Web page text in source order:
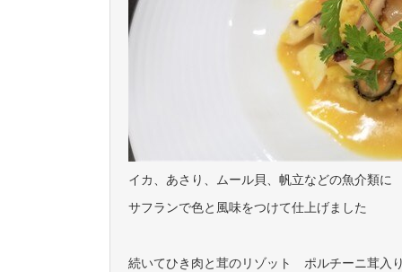
イカ、あさり、ムール貝、帆立などの魚介類に
サフランで色と風味をつけて仕上げました
続いてひき肉と茸のリゾット ポルチーニ茸入